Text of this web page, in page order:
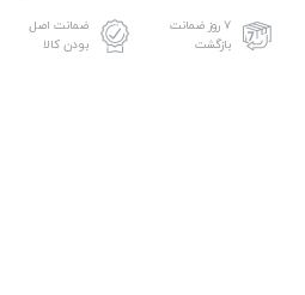
۷ روز ضمانت
بازگشت
ضمانت اصل
بودن کالا